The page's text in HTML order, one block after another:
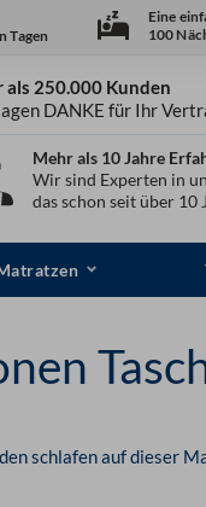
Tagen
Eine
100
als 250.000 Kunden
DANKE für Ihr
Mehr als 10 Jahre
Wir sind Experten in
das schon seit über 10
schlafen auf dieser